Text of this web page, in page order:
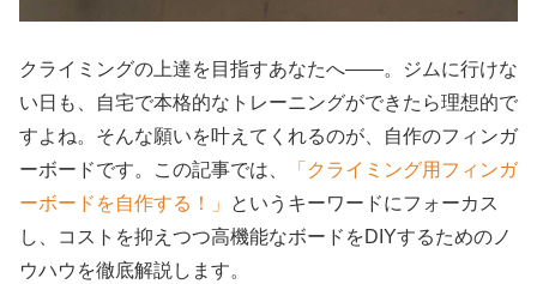
クライミングの上達を目指すあなたへ――。ジムに行けな
い日も、自宅で本格的なトレーニングができたら理想的で
すよね。そんな願いを叶えてくれるのが、自作のフィンガ
ーボードです。この記事では、
「クライミング用フィンガ
ーボードを自作する！」
というキーワードにフォーカス
し、コストを抑えつつ高機能なボードをDIYするためのノ
ウハウを徹底解説します。